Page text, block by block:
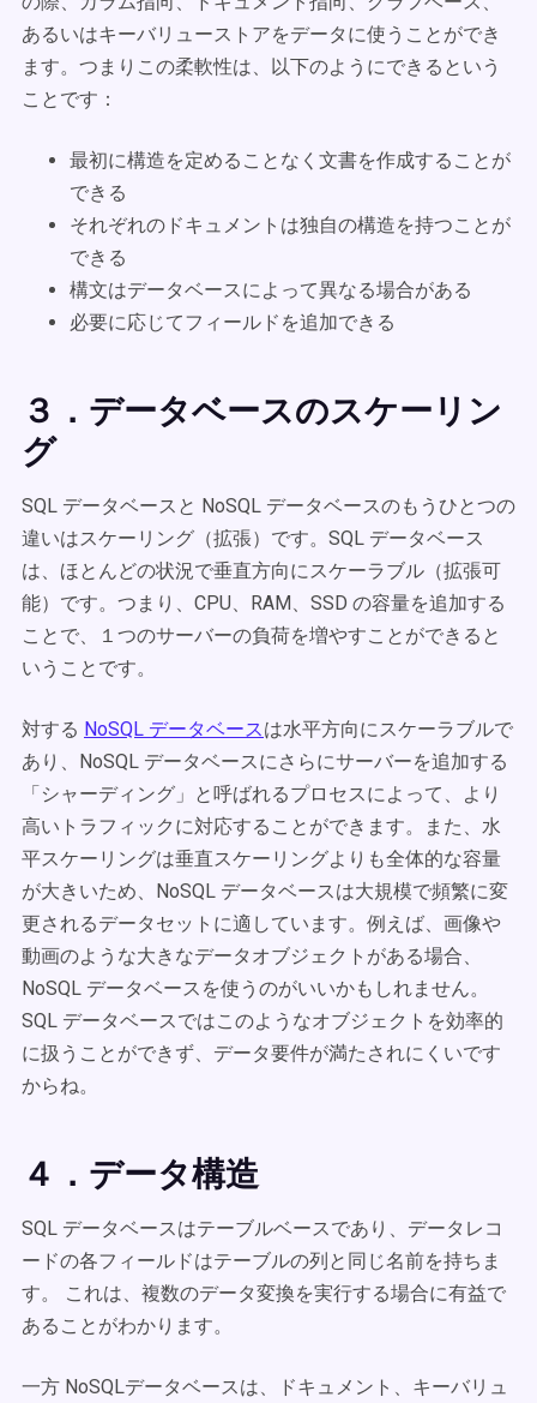
あるいはキーバリューストアをデータに使うことができ
ます。つまりこの柔軟性は、以下のようにできるという
ことです：
最初に構造を定めることなく文書を作成することが
できる
それぞれのドキュメントは独自の構造を持つことが
できる
構文はデータベースによって異なる場合がある
必要に応じてフィールドを追加できる
３．データベースのスケーリン
グ
SQL データベースと NoSQL データベースのもうひとつの
違いはスケーリング（拡張）です。SQL データベース
は、ほとんどの状況で垂直方向にスケーラブル（拡張可
能）です。つまり、CPU、RAM、SSD の容量を追加する
ことで、１つのサーバーの負荷を増やすことができると
いうことです。
対する NoSQL データベースは水平方向にスケーラブルで
あり、NoSQL データベースにさらにサーバーを追加する
「シャーディング」と呼ばれるプロセスによって、より
高いトラフィックに対応することができます。また、水
平スケーリングは垂直スケーリングよりも全体的な容量
が大きいため、NoSQL データベースは大規模で頻繁に変
更されるデータセットに適しています。例えば、画像や
動画のような大きなデータオブジェクトがある場合、
NoSQL データベースを使うのがいいかもしれません。
SQL データベースではこのようなオブジェクトを効率的
に扱うことができず、データ要件が満たされにくいです
からね。
４．データ構造
SQL データベースはテーブルベースであり、データレコ
ードの各フィールドはテーブルの列と同じ名前を持ちま
す。 これは、複数のデータ変換を実行する場合に有益で
あることがわかります。
一方 NoSQLデータベースは、ドキュメント、キーバリュ